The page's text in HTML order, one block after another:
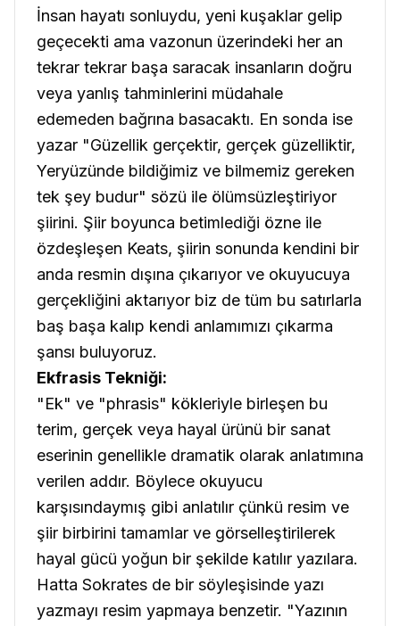
İnsan hayatı sonluydu, yeni kuşaklar gelip
geçecekti ama vazonun üzerindeki her an
tekrar tekrar başa saracak insanların doğru
veya yanlış tahminlerini müdahale
edemeden bağrına basacaktı. En sonda ise
yazar "Güzellik gerçektir, gerçek güzelliktir,
Yeryüzünde bildiğimiz ve bilmemiz gereken
tek şey budur" sözü ile ölümsüzleştiriyor
şiirini. Şiir boyunca betimlediği özne ile
özdeşleşen Keats, şiirin sonunda kendini bir
anda resmin dışına çıkarıyor ve okuyucuya
gerçekliğini aktarıyor biz de tüm bu satırlarla
baş başa kalıp kendi anlamımızı çıkarma
şansı buluyoruz.
Ekfrasis Tekniği:
"Ek" ve "phrasis" kökleriyle birleşen bu
terim, gerçek veya hayal ürünü bir sanat
eserinin genellikle dramatik olarak anlatımına
verilen addır. Böylece okuyucu
karşısındaymış gibi anlatılır çünkü resim ve
şiir birbirini tamamlar ve görselleştirilerek
hayal gücü yoğun bir şekilde katılır yazılara.
Hatta Sokrates de bir söyleşisinde yazı
yazmayı resim yapmaya benzetir. "Yazının